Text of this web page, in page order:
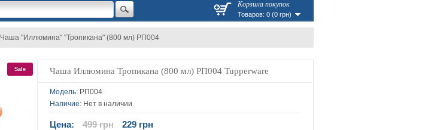
Корзина покупок
Товаров: 0 (0 грн)
Чаша "Иллюмина" "Тропикана" (800 мл) РП004
Sale Чаша Иллюмина Тропикана (800 мл) РП004 Tupperware
Модель:РП004
Наличие:Нет в наличии
Цена: 499 грн 229 грн